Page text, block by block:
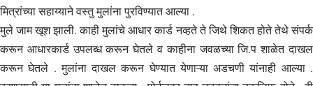
मित्रांच्या सहाय्याने वस्तु मुलांना पुरविण्यात आल्या .
मुले जाम खूश झाली. काही मुलांचे आधार कार्ड नव्हते ते जिथे शिकत होते तेथे संपर्क
करून आधारकार्ड उपलब्ध करून घेतले व काहीना जवळच्या जि.प शाळेत दाखल
करून घेतले . मुलांना दाखल करून घेण्यात येणाऱ्या अडचणी यांनाही आल्या .